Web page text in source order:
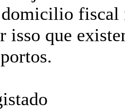
fiscal
isso que